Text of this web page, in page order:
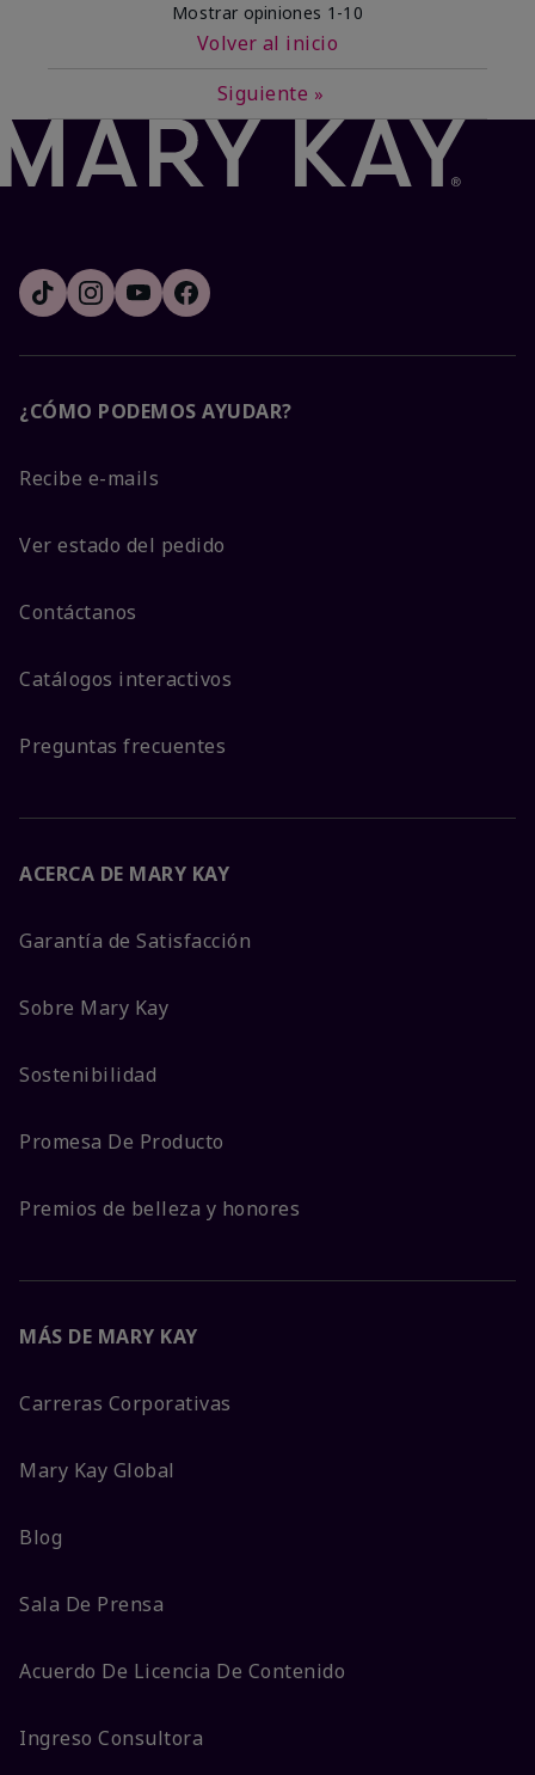
Mostrar opiniones 1-10
Volver al inicio
Siguiente »
¿CÓMO PODEMOS AYUDAR?
Recibe e-mails
Ver estado del pedido
Contáctanos
Catálogos interactivos
Preguntas frecuentes
ACERCA DE MARY KAY
Garantía de Satisfacción
Sobre Mary Kay
Sostenibilidad
Promesa De Producto
Premios de belleza y honores
MÁS DE MARY KAY
Carreras Corporativas
Mary Kay Global
Blog
Sala De Prensa
Acuerdo De Licencia De Contenido
Ingreso Consultora